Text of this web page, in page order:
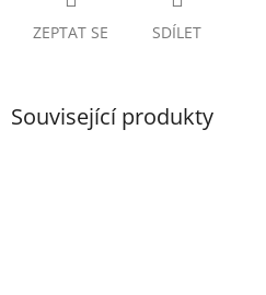
ZEPTAT SE SDÍLET
Související produkty